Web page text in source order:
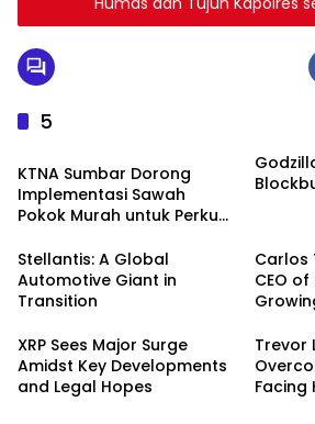
5
Uncategorized
KTNA Sumbar Dorong
Implementasi Sawah
Pokok Murah untuk Perkuat
Stellantis: A Global
Automotive Giant in
Transition
Carlos
CEO
XRP Sees Major Surge
Amidst Key Developments
and Legal Hopes
Trevor
Facing